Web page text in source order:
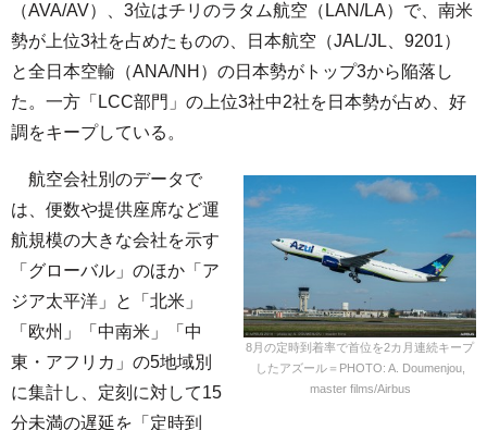
（AVA/AV）、3位はチリのラタム航空（LAN/LA）で、南米
勢が上位3社を占めたものの、日本航空（JAL/JL、9201）
と全日本空輸（ANA/NH）の日本勢がトップ3から陥落し
た。一方「LCC部門」の上位3社中2社を日本勢が占め、好
調をキープしている。
8月の定時到着率で首位を2カ月連続キープ
したアズール＝PHOTO: A. Doumenjou,
master films/Airbus
航空会社別のデータで
は、便数や提供座席など運
航規模の大きな会社を示す
「グローバル」のほか「ア
ジア太平洋」と「北米」
「欧州」「中南米」「中
東・アフリカ」の5地域別
に集計し、定刻に対して15
分未満の遅延を「定時到